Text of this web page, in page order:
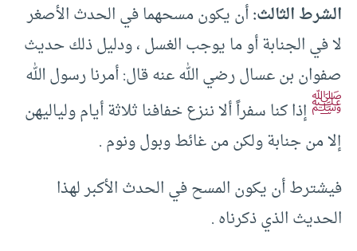
الشرط الثالث:أن يكون مسحهما في الحدث الأصغر
لا في الجنابة أو ما يوجب الغسل ، ودليل ذلك حديث
صفوان بن عسال رضي الله عنه قال: أمرنا رسول الله
ﷺإذا كنا سفراً ألا ننزع خفافنا ثلاثة أيام ولياليهن
إلا من جنابة ولكن من غائط وبول ونوم .
فيشترط أن يكون المسح في الحدث الأكبر لهذا
الحديث الذي ذكرناه .